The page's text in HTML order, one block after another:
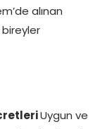
alınan
bireyler
Uygun ve